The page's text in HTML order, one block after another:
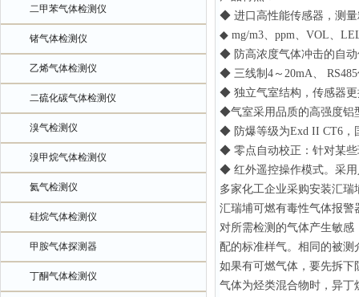
二甲苯气体检测仪
锗气体检测仪
乙烯气体检测仪
二硫化碳气体检测仪
溴气检测仪
溴甲烷气体检测仪
氦气检测仪
硅烷气体检测仪
甲胺气体探测器
丁酮气体检测仪
◆ 进口高性能传感器，测量
◆ mg/m3、ppm、VOL、
◆ 防高浓度气体冲击的自
◆ 三线制4～20mA、
◆ 独立气室结构，传感器
◆气室采用品质的高强度铝
◆ 防爆等级为Exd II CT6，
◆ 零点自动校正：针对某
◆ 红外遥控操作模式。采用
多家化工企业采购安装汇
汇瑞埔可燃有毒性气体报
对所需检测的气体产生敏
配的标准样气。相同的被
如果有可燃气体，要先拆
气体为烃类混合物时，异